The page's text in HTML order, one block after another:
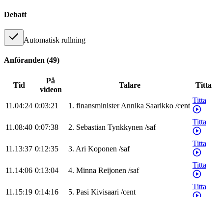
Debatt
Automatisk rullning
Anföranden (49)
Tid
På
videon
Talare Titta
11.04:24 0:03:21 1. finansministerAnnika Saarikko /cent
Titta
11.08:40 0:07:38 2. Sebastian Tynkkynen /saf
Titta
11.13:37 0:12:35 3. Ari Koponen /saf
Titta
11.14:06 0:13:04 4. Minna Reijonen /saf
Titta
11.15:19 0:14:16 5. Pasi Kivisaari /cent
Titta